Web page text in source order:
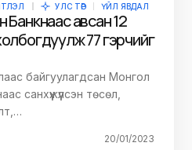
УЛС ТӨР ҮЙЛ ЯВДАЛ
авсан 12
77 гэрчийг
байгуулагдсан Монгол
санхүүжүүлсэн төсөл,
20/01/2023